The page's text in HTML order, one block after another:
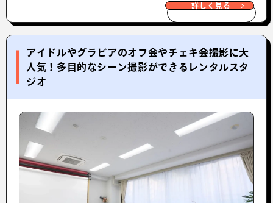
詳しく見る
アイドルやグラビアのオフ会やチェキ会撮影に大
人気！多目的なシーン撮影ができるレンタルスタ
ジオ